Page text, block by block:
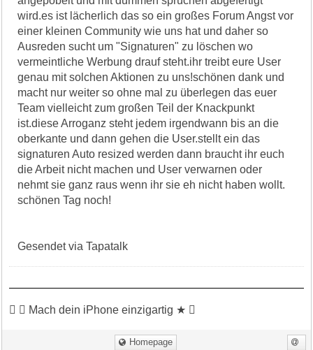
wird.es ist lächerlich das so ein großes Forum Angst vor
einer kleinen Community wie uns hat und daher so
Ausreden sucht um "Signaturen" zu löschen wo
vermeintliche Werbung drauf steht.ihr treibt eure User
genau mit solchen Aktionen zu uns!schönen dank und
macht nur weiter so ohne mal zu überlegen das euer
Team vielleicht zum großen Teil der Knackpunkt
ist.diese Arroganz steht jedem irgendwann bis an die
oberkante und dann gehen die User.stellt ein das
signaturen Auto resized werden dann braucht ihr euch
die Arbeit nicht machen und User verwarnen oder
nehmt sie ganz raus wenn ihr sie eh nicht haben wollt.
schönen Tag noch!
Gesendet via Tapatalk
 ★ Mach dein iPhone einzigartig ★ 
Homepage